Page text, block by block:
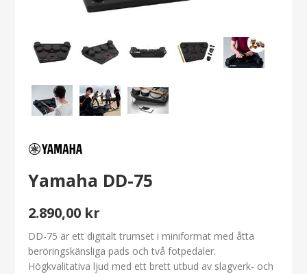
Yamaha DD-75
2.890,00 kr
DD-75 är ett digitalt trumset i miniformat med åtta
beröringskänsliga pads och två fotpedaler.
Högkvalitativa ljud med ett brett utbud av slagverk- och